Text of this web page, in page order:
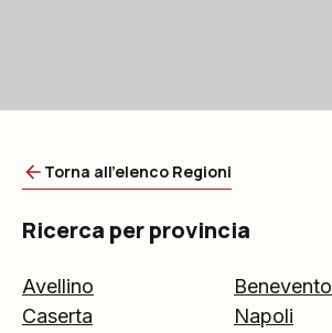
Torna all'elenco Regioni
Ricerca per provincia
Avellino
Benevento
Caserta
Napoli